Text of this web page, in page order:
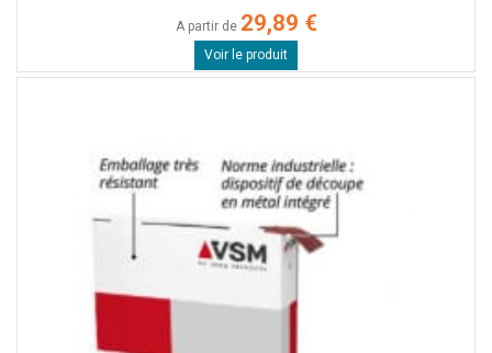
A partir de 29,89 €
Voir le produit